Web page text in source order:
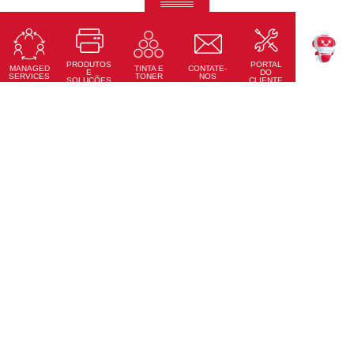
MANAGED
SERVICES
PRODUTOS
E
SOLUÇÕES
TINTA E
TONER
CONTATE-
NOS
PORTAL
DO
CLIENTE
Telas interativas Ricoh
Precisão tátil, conectividade total e design moderno
Saiba Mais